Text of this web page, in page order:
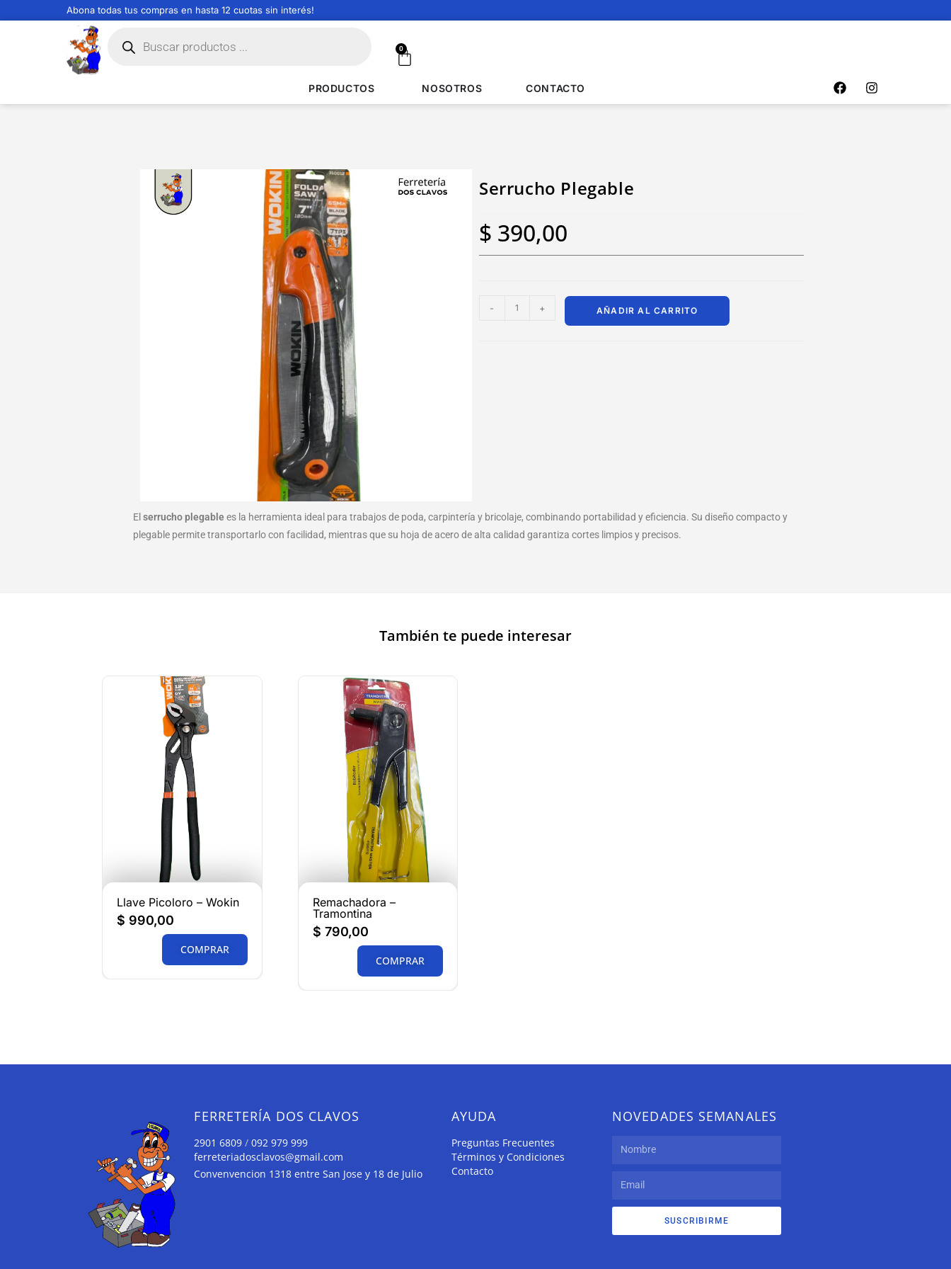
Abona todas tus compras en hasta 12 cuotas sin interés!
0
PRODUCTOS NOSOTROS CONTACTO
Serrucho Plegable
$ 390,00
- + AÑADIR AL CARRITO
Elserrucho plegable es la herramienta ideal para trabajos de poda, carpintería y bricolaje, combinando portabilidad y eficiencia. Su diseño compacto y
plegable permite transportarlo con facilidad, mientras que su hoja de acero de alta calidad garantiza cortes limpios y precisos.
También te puede interesar
Llave Picoloro – Wokin
$ 990,00
COMPRAR
Remachadora –
Tramontina
$ 790,00
COMPRAR
FERRETERÍA DOS CLAVOS
2901 6809 /092 979 999
ferreteriadosclavos@gmail.com
Convenvencion 1318 entre San Jose y 18 de Julio
AYUDA
Preguntas Frecuentes
Términos y Condiciones
Contacto
NOVEDADES SEMANALES
SUSCRIBIRME